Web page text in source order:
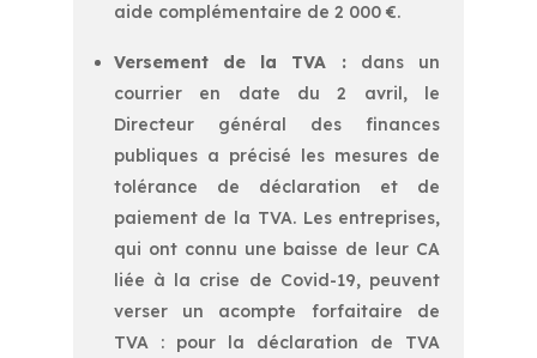
aide complémentaire de 2 000 €.
Versement de la TVA :dans un
courrier en date du 2 avril, le
Directeur général des finances
publiques a précisé les mesures de
tolérance de déclaration et de
paiement de la TVA. Les entreprises,
qui ont connu une baisse de leur CA
liée à la crise de Covid-19, peuvent
verser un acompte forfaitaire de
TVA : pour la déclaration de TVA